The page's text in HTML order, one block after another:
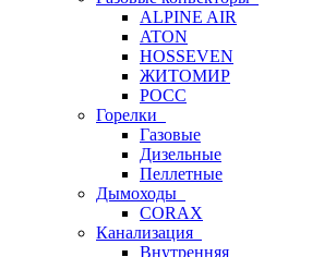
ALPINE AIR
ATON
HOSSEVEN
ЖИТОМИР
РОСС
Горелки
Газовые
Дизельные
Пеллетные
Дымоходы
CORAX
Канализация
Внутренняя